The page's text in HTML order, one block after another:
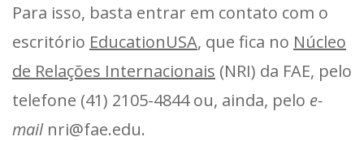
Para isso, basta entrar em contato com o
escritório EducationUSA, que fica no Núcleo
de Relações Internacionais (NRI) da FAE, pelo
telefone (41) 2105-4844 ou, ainda, pelo e-
mailnri@fae.edu.